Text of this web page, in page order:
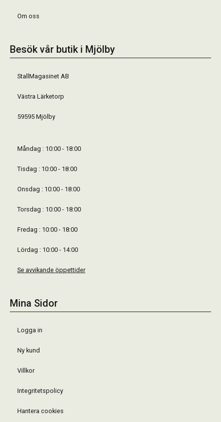
Om oss
Besök vår butik i Mjölby
StallMagasinet AB
Västra Lärketorp
59595 Mjölby
Måndag : 10:00 - 18:00
Tisdag : 10:00 - 18:00
Onsdag : 10:00 - 18:00
Torsdag : 10:00 - 18:00
Fredag : 10:00 - 18:00
Lördag : 10:00 - 14:00
Se avvikande öppettider
Mina Sidor
Logga in
Ny kund
Villkor
Integritetspolicy
Hantera cookies